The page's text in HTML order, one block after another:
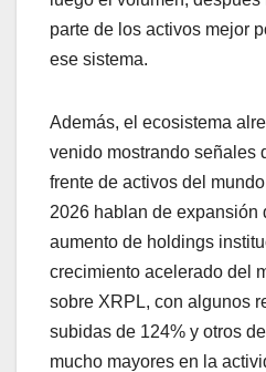
parte de los activos mejor
ese sistema.
Además, el ecosistema
venido mostrando señales
frente de activos del
2026 hablan de expansión
aumento de holdings
crecimiento acelerado del
sobre XRPL, con algunos
subidas de 124% y otros
mucho mayores en la